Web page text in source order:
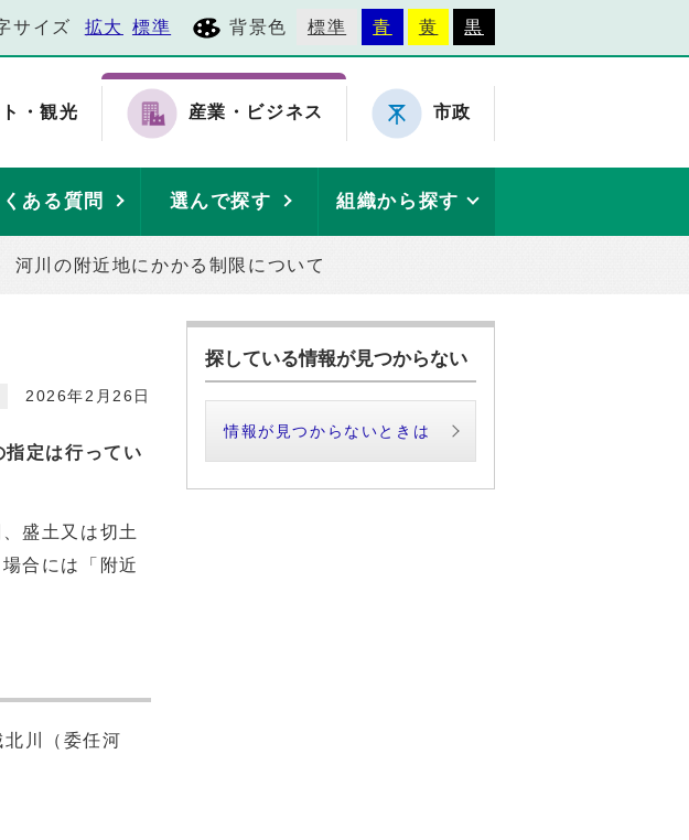
サイズ 拡大 標準 背景色 標準 青 黄 黒
・観光 産業・ビジネス 市政
ある質問 選んで探す 組織から探す
河川の附近地にかかる制限について
2026年2月26日
定は行ってい
盛土又は切土
合には「附近
川（委任河
探している情報が見つからない
情報が見つからないときは